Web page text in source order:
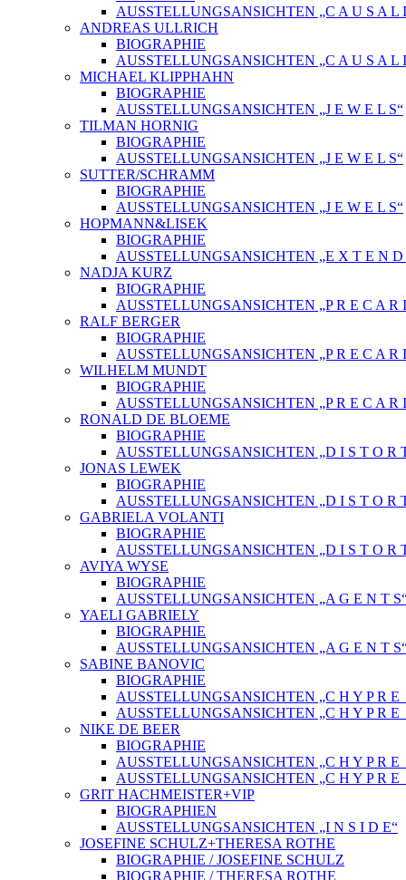
AUSSTELLUNGSANSICHTEN „C A U S A L
ANDREAS ULLRICH
BIOGRAPHIE
AUSSTELLUNGSANSICHTEN „C A U S A L
MICHAEL KLIPPHAHN
BIOGRAPHIE
AUSSTELLUNGSANSICHTEN „J E W E L S“
TILMAN HORNIG
BIOGRAPHIE
AUSSTELLUNGSANSICHTEN „J E W E L S“
SUTTER/SCHRAMM
BIOGRAPHIE
AUSSTELLUNGSANSICHTEN „J E W E L S“
HOPMANN&LISEK
BIOGRAPHIE
AUSSTELLUNGSANSICHTEN „E X T E N D
NADJA KURZ
BIOGRAPHIE
AUSSTELLUNGSANSICHTEN „P R E C A R
RALF BERGER
BIOGRAPHIE
AUSSTELLUNGSANSICHTEN „P R E C A R
WILHELM MUNDT
BIOGRAPHIE
AUSSTELLUNGSANSICHTEN „P R E C A R
RONALD DE BLOEME
BIOGRAPHIE
AUSSTELLUNGSANSICHTEN „D I S T O R
JONAS LEWEK
BIOGRAPHIE
AUSSTELLUNGSANSICHTEN „D I S T O R
GABRIELA VOLANTI
BIOGRAPHIE
AUSSTELLUNGSANSICHTEN „D I S T O R
AVIYA WYSE
BIOGRAPHIE
AUSSTELLUNGSANSICHTEN „A G E N T
YAELI GABRIELY
BIOGRAPHIE
AUSSTELLUNGSANSICHTEN „A G E N T
SABINE BANOVIC
BIOGRAPHIE
AUSSTELLUNGSANSICHTEN „C H Y P R
AUSSTELLUNGSANSICHTEN „C H Y P R
NIKE DE BEER
BIOGRAPHIE
AUSSTELLUNGSANSICHTEN „C H Y P R
AUSSTELLUNGSANSICHTEN „C H Y P R
GRIT HACHMEISTER+VIP
BIOGRAPHIEN
AUSSTELLUNGSANSICHTEN „I N S I D E“
JOSEFINE SCHULZ+THERESA ROTHE
BIOGRAPHIE / JOSEFINE SCHULZ
BIOGRAPHIE / THERESA ROTHE